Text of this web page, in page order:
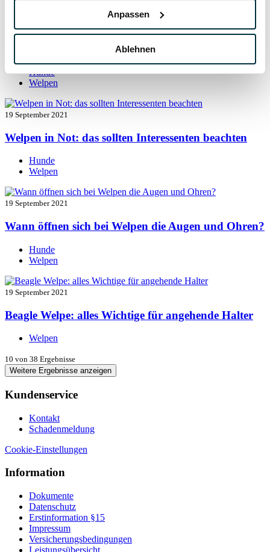
Anpassen
Ablehnen
19 September 2021
Welpen entwurmen: das müssen Sie wissen
Hunde
Welpen
19 September 2021
Welpen in Not: das sollten Interessenten beachten
Hunde
Welpen
19 September 2021
Wann öffnen sich bei Welpen die Augen und Ohren?
Hunde
Welpen
19 September 2021
Beagle Welpe: alles Wichtige für angehende Halter
Welpen
10 von 38 Ergebnisse
Weitere Ergebnisse anzeigen
Kundenservice
Kontakt
Schadenmeldung
Cookie-Einstellungen
Information
Dokumente
Datenschutz
Erstinformation §15
Impressum
Versicherungsbedingungen